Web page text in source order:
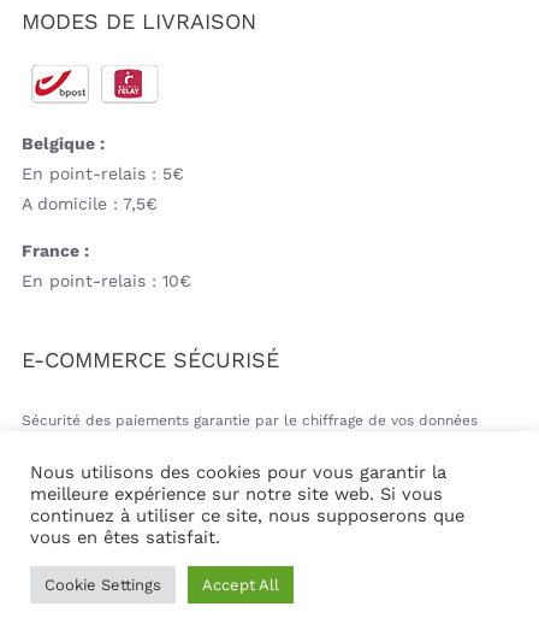
MODES DE LIVRAISON
Belgique :
En point-relais : 5€
A domicile : 7,5€
France :
En point-relais : 10€
E-COMMERCE SÉCURISÉ
Sécurité des paiements garantie par le chiffrage de vos données
© Copyright 2026 | Mil&va Babystore All Rights Reserved
| Powered byCommunika
Nous utilisons des cookies pour vous garantir la
meilleure expérience sur notre site web. Si vous
continuez à utiliser ce site, nous supposerons que
vous en êtes satisfait.
Cookie Settings Accept All